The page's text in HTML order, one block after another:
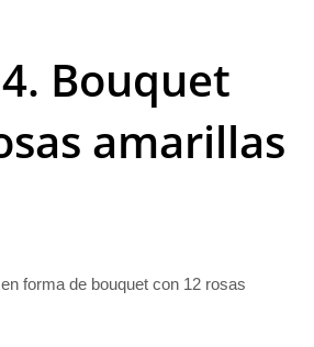
Bouquet
amarillas
forma de bouquet con 12 rosas